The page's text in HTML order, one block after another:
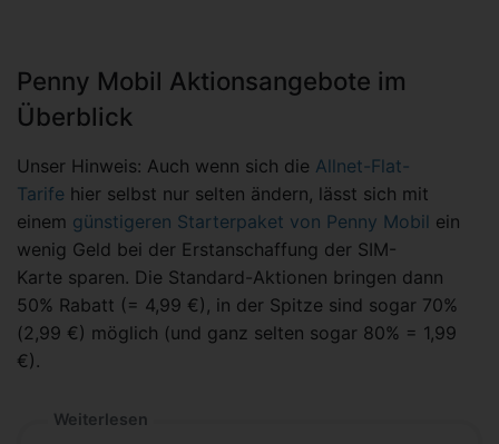
Penny Mobil Aktionsangebote im
Überblick
Unser Hinweis: Auch wenn sich die Allnet-Flat-
Tarife hier selbst nur selten ändern, lässt sich mit
einem günstigeren Starterpaket von Penny Mobil ein
wenig Geld bei der Erstanschaffung der SIM-
Karte sparen. Die Standard-Aktionen bringen dann
50% Rabatt (= 4,99 €), in der Spitze sind sogar 70%
(2,99 €) möglich (und ganz selten sogar 80% = 1,99
€).
Weiterlesen